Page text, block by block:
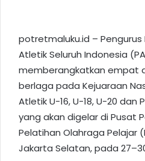
potretmaluku.id – Pengurus
Atletik Seluruh Indonesia
memberangkatkan empat
berlaga pada Kejuaraan
Atletik U-16, U-18, U-20 dan
yang akan digelar di Pusat
Pelatihan Olahraga Pelajar
Jakarta Selatan, pada